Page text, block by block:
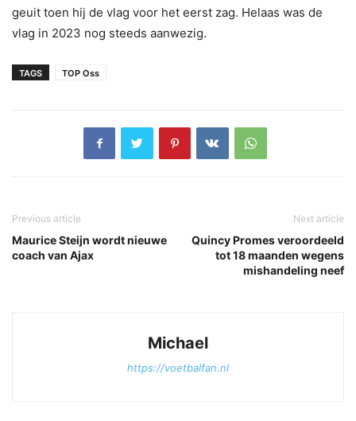
geuit toen hij de vlag voor het eerst zag. Helaas was de
vlag in 2023 nog steeds aanwezig.
TAGS TOP Oss
Previous article
Maurice Steijn wordt nieuwe
coach van Ajax
Next article
Quincy Promes veroordeeld
tot 18 maanden wegens
mishandeling neef
Michael
https://voetbalfan.nl